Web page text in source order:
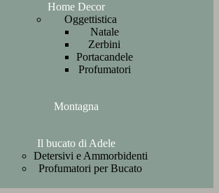
Home Decor
Oggettistica
Natale
Zerbini
Portacandele
Profumatori
Montagna
Il bucato di Adele
Detersivi e Ammorbidenti
Profumatori per Bucato